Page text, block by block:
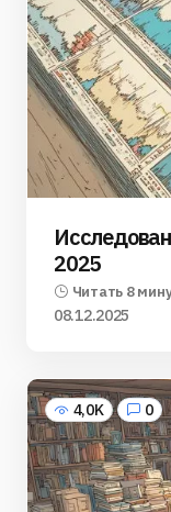
2025
Читать 8
08.12.2025
4,0K 0